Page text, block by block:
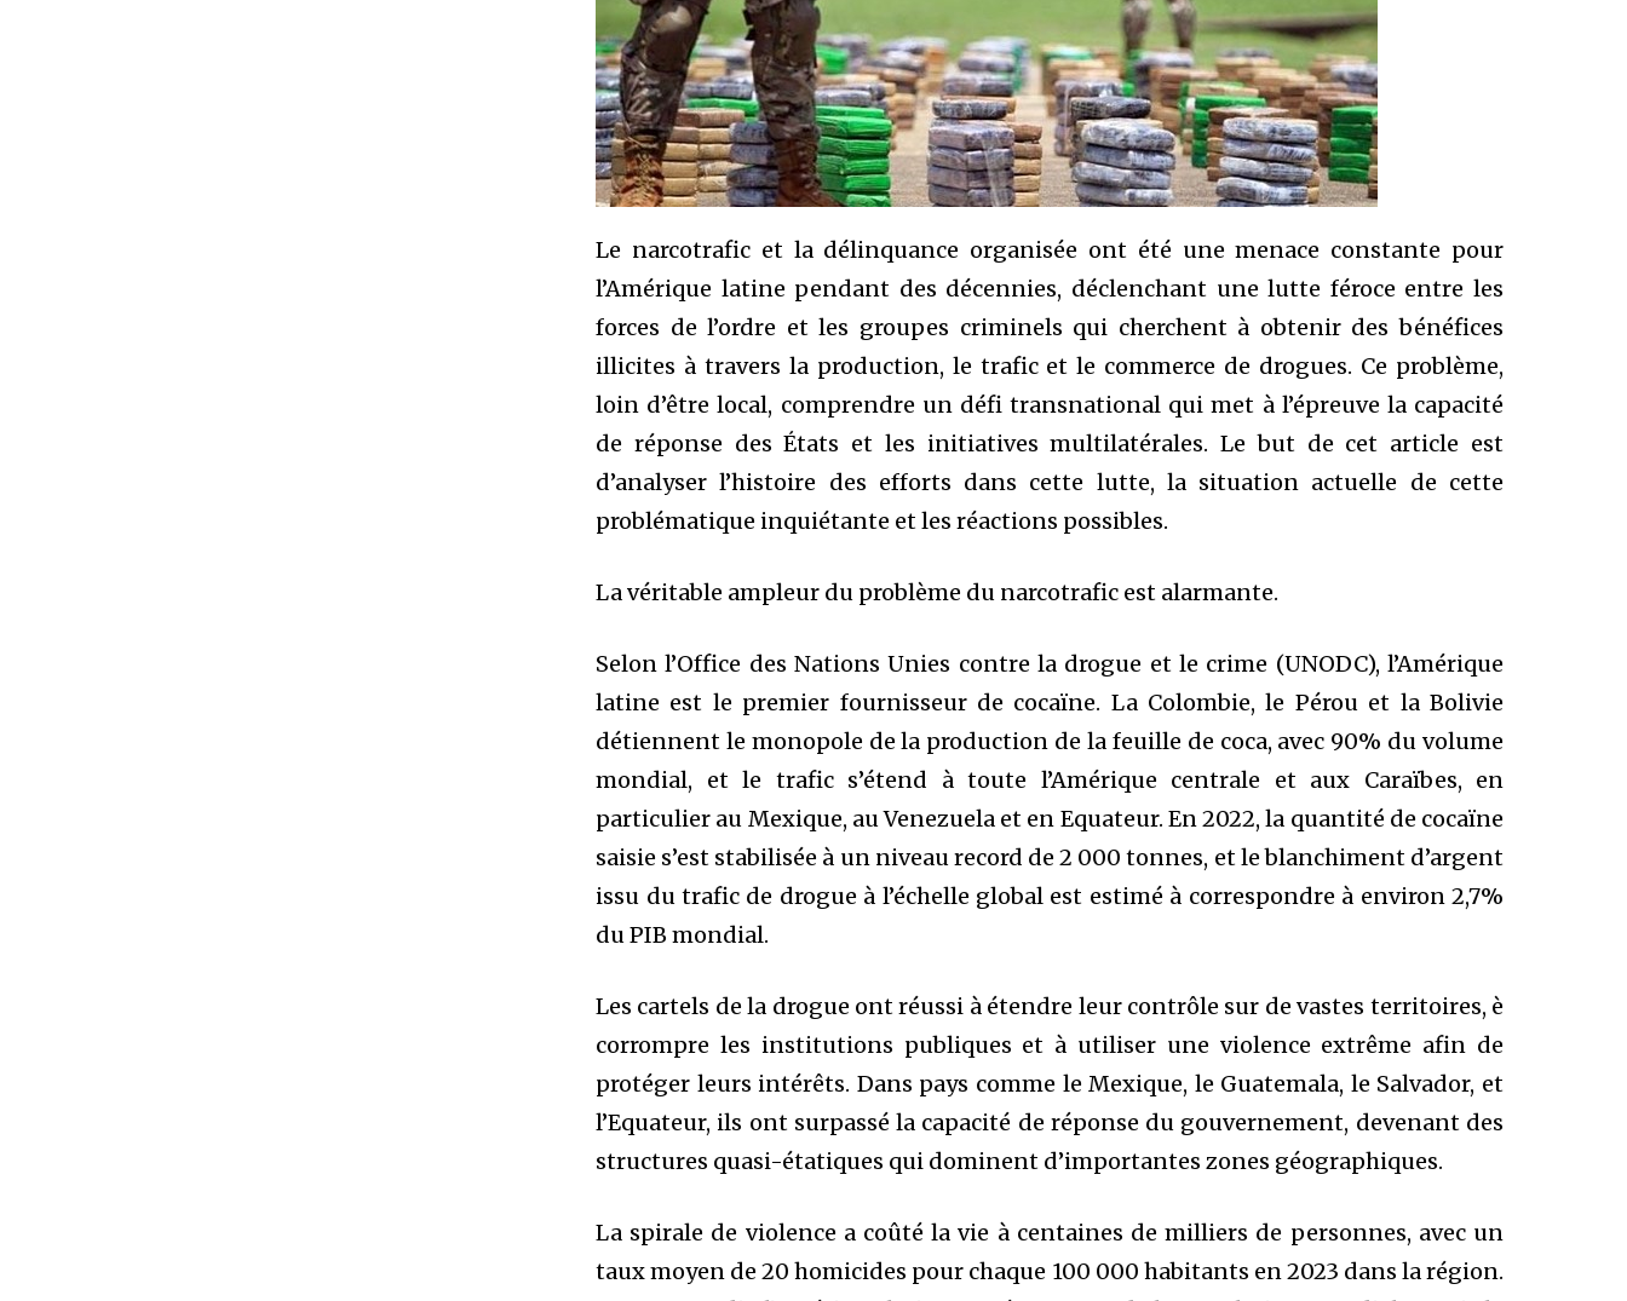
Le narcotrafic et la délinquance organisée ont été une menace constante pour
l’Amérique latine pendant des décennies, déclenchant une lutte féroce entre les
forces de l’ordre et les groupes criminels qui cherchent à obtenir des bénéfices
illicites à travers la production, le trafic et le commerce de drogues. Ce problème,
loin d’être local, comprendre un défi transnational qui met à l’épreuve la capacité
de réponse des États et les initiatives multilatérales. Le but de cet article est
d’analyser l’histoire des efforts dans cette lutte, la situation actuelle de cette
problématique inquiétante et les réactions possibles.
La véritable ampleur du problème du narcotrafic est alarmante.
Selon l’Office des Nations Unies contre la drogue et le crime (UNODC), l’Amérique
latine est le premier fournisseur de cocaïne. La Colombie, le Pérou et la Bolivie
détiennent le monopole de la production de la feuille de coca, avec 90% du volume
mondial, et le trafic s’étend à toute l’Amérique centrale et aux Caraïbes, en
particulier au Mexique, au Venezuela et en Equateur. En 2022, la quantité de cocaïne
saisie s’est stabilisée à un niveau record de 2 000 tonnes, et le blanchiment d’argent
issu du trafic de drogue à l’échelle global est estimé à correspondre à environ 2,7%
du PIB mondial.
Les cartels de la drogue ont réussi à étendre leur contrôle sur de vastes territoires, è
corrompre les institutions publiques et à utiliser une violence extrême afin de
protéger leurs intérêts. Dans pays comme le Mexique, le Guatemala, le Salvador, et
l’Equateur, ils ont surpassé la capacité de réponse du gouvernement, devenant des
structures quasi-étatiques qui dominent d’importantes zones géographiques.
La spirale de violence a coûté la vie à centaines de milliers de personnes, avec un
taux moyen de 20 homicides pour chaque 100 000 habitants en 2023 dans la région.